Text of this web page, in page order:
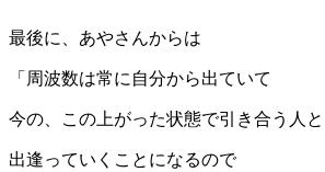
最後に、あやさんからは
「周波数は常に自分から出ていて
今の、この上がった状態で引き合う人と
出逢っていくことになるので